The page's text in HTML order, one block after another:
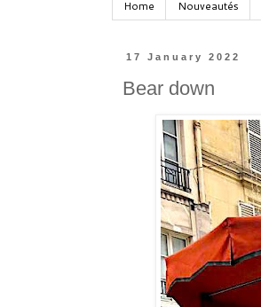
Home Nouveautés
17 January 2022
Bear down